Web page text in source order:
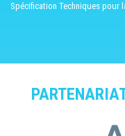
Spécification Techniques pour